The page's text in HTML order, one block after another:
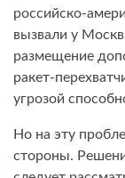
российско-
вызвали у
размещение
ракет-
угрозой
Но на эту
стороны.